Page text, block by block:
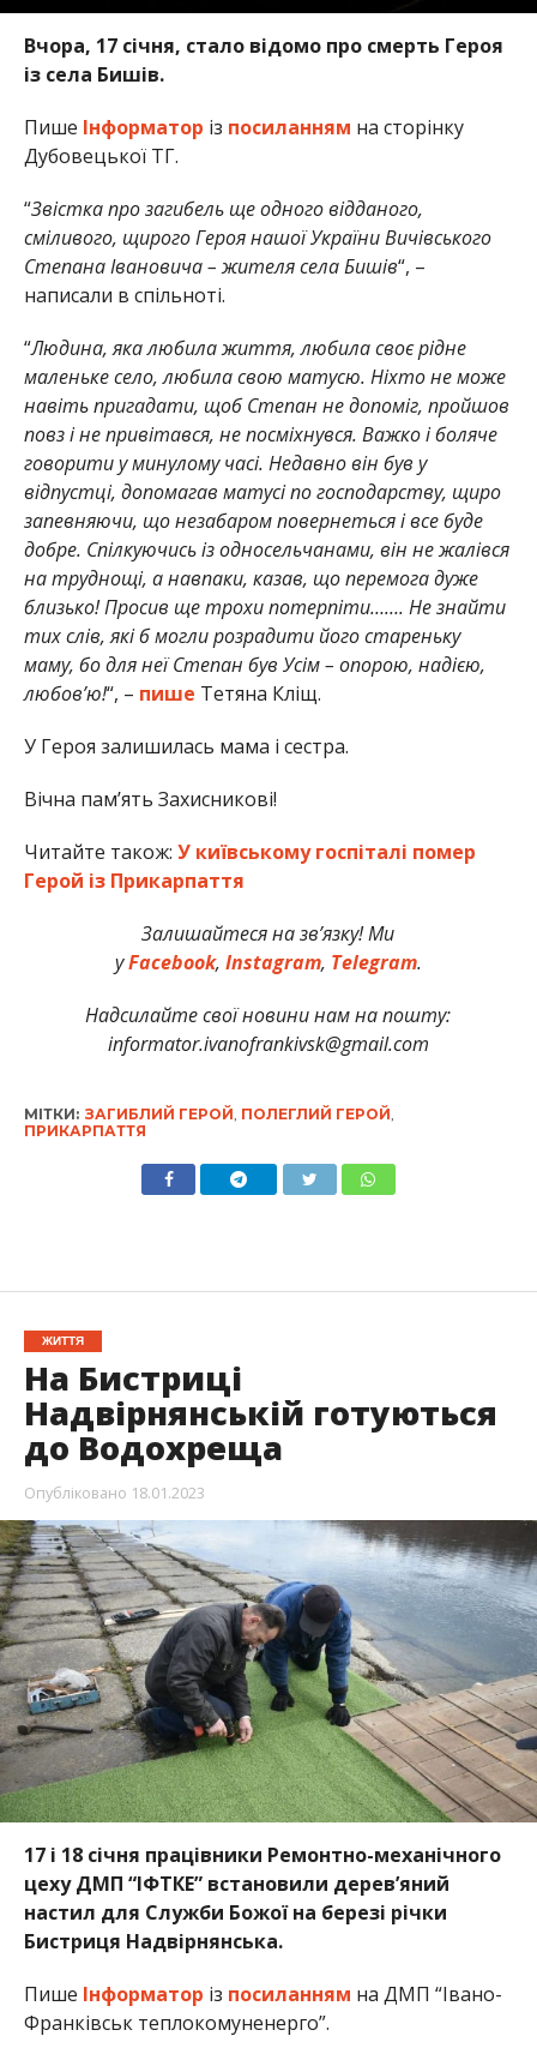
Вчора, 17 січня, стало відомо про смерть Героя
із села Бишів.
Пише Інформатор із посиланням на сторінку
Дубовецької ТГ.
“Звістка про загибель ще одного відданого,
сміливого, щирого Героя нашої України Вичівського
Степана Івановича – жителя села Бишів“, –
написали в спільноті.
“Людина, яка любила життя, любила своє рідне
маленьке село, любила свою матусю. Ніхто не може
навіть пригадати, щоб Степан не допоміг, пройшов
повз і не привітався, не посміхнувся. Важко і боляче
говорити у минулому часі. Недавно він був у
відпустці, допомагав матусі по господарству, щиро
запевняючи, що незабаром повернеться і все буде
добре. Спілкуючись із односельчанами, він не жалівся
на труднощі, а навпаки, казав, що перемога дуже
близько! Просив ще трохи потерпіти……. Не знайти
тих слів, які б могли розрадити його стареньку
маму, бо для неї Степан був Усім – опорою, надією,
любов’ю!“, – пише Тетяна Кліщ.
У Героя залишилась мама і сестра.
Вічна пам’ять Захисникові!
Читайте також: У київському госпіталі помер
Герой із Прикарпаття
Залишайтеся на зв’язку! Ми
уFacebook, Instagram, Telegram.
Надсилайте свої новини нам на пошту:
informator.ivanofrankivsk@gmail.com
МІТКИ: ЗАГИБЛИЙ ГЕРОЙ ПОЛЕГЛИЙ ГЕРОЙ
ПРИКАРПАТТЯ
ЖИТТЯ
На Бистриці
Надвірнянській готуються
до Водохреща
Опубліковано 18.01.2023
17 і 18 січня працівники Ремонтно-механічного
цеху ДМП “ІФТКЕ” встановили дерев’яний
настил для Служби Божої на березі річки
Бистриця Надвірнянська.
Пише Інформатор із посиланням на ДМП “Івано-
Франківськ теплокомуненерго”.